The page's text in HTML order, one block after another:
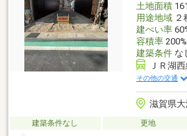
土地面積
用途地域２
建ぺい率
容積率200%
建築条件な
ＪＲ湖
その他の交通
滋賀県大
建築条件なし 更地